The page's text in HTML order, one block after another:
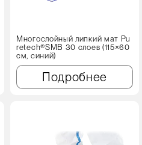
Многослойный липкий мат Pu
retech®SMB 30 слоев (115×60
см, синий)
Подробнее